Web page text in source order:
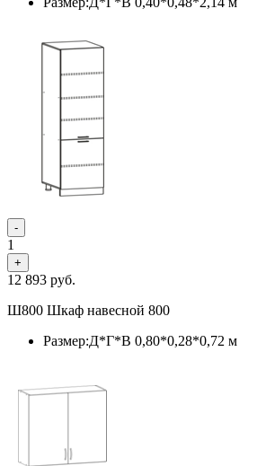
-
1
+
12 893 руб.
Ш800 Шкаф навесной 800
Размер:Д*Г*В 0,80*0,28*0,72 м